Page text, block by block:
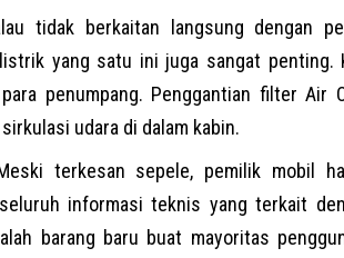
tidak berkaitan langsung dengan
yang satu ini juga sangat penting.
penumpang. Penggantian filter Air
udara di dalam kabin.
terkesan sepele, pemilik mobil
informasi teknis yang terkait
barang baru buat mayoritas